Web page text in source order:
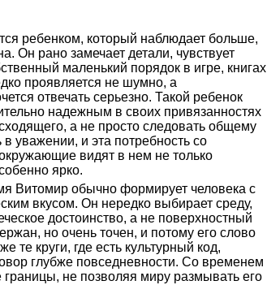
ребенком, который наблюдает больше,
Он рано замечает детали, чувствует
маленький порядок в игре, книгах
проявляется не шумно, а
отвечать серьезно. Такой ребенок
надежным в своих привязанностях
а не просто следовать общему
уважении, и эта потребность со
видят в нем не только
ярко.
Витомир обычно формирует человека с
вкусом. Он нередко выбирает среду,
достоинство, а не поверхностный
но очень точен, и потому его слово
те круги, где есть культурный код,
глубже повседневности. Со временем
не позволяя миру размывать его